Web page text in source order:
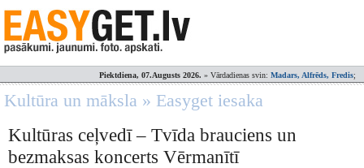
Piektdiena, 07.Augusts 2026. » Vārdadienas svin: Madars, Alfrēds, Fredis;
Kultūra un māksla » Easyget iesaka
Kultūras ceļvedī – Tvīda brauciens un
bezmaksas koncerts Vērmanītī